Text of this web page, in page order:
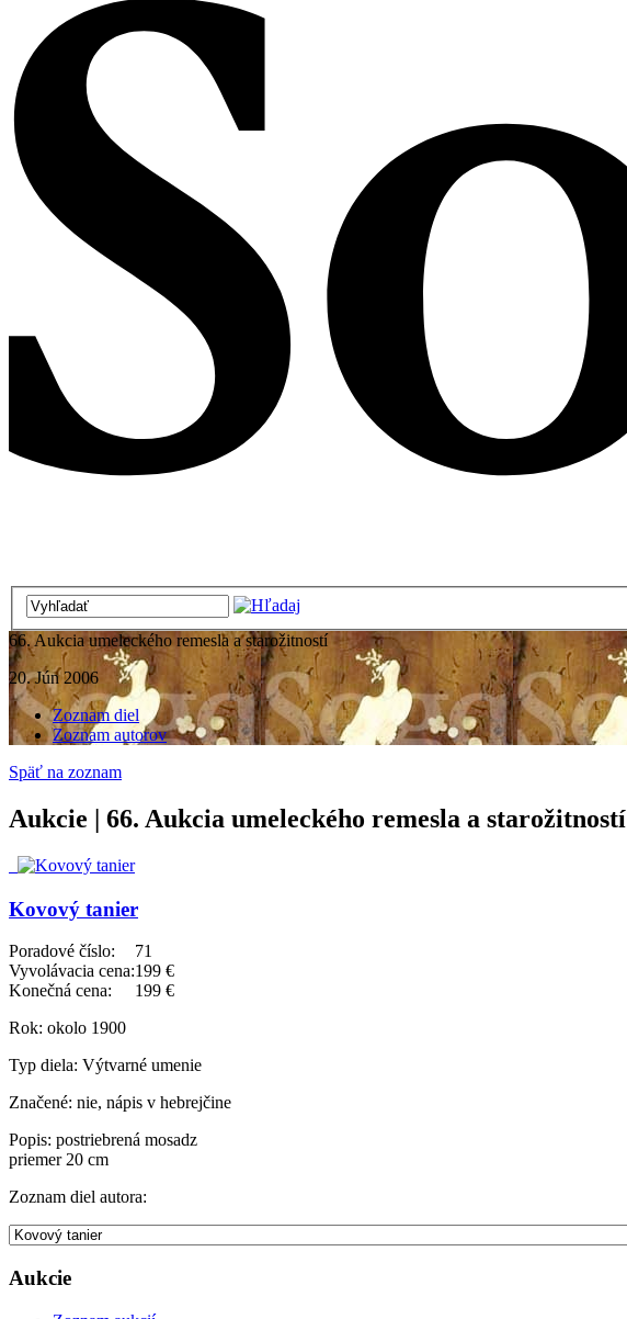
66. Aukcia umeleckého remesla a starožitností
20. Jún 2006
Zoznam diel
Zoznam autorov
Späť na zoznam
Aukcie | 66. Aukcia umeleckého remesla a starožitností
Kovový tanier
Poradové číslo:
71
Vyvolávacia cena:199 €
Konečná cena:
199 €
Rok: okolo 1900
Typ diela: Výtvarné umenie
Značené: nie, nápis v hebrejčine
Popis: postriebrená mosadz
priemer 20 cm
Zoznam diel autora:
Aukcie